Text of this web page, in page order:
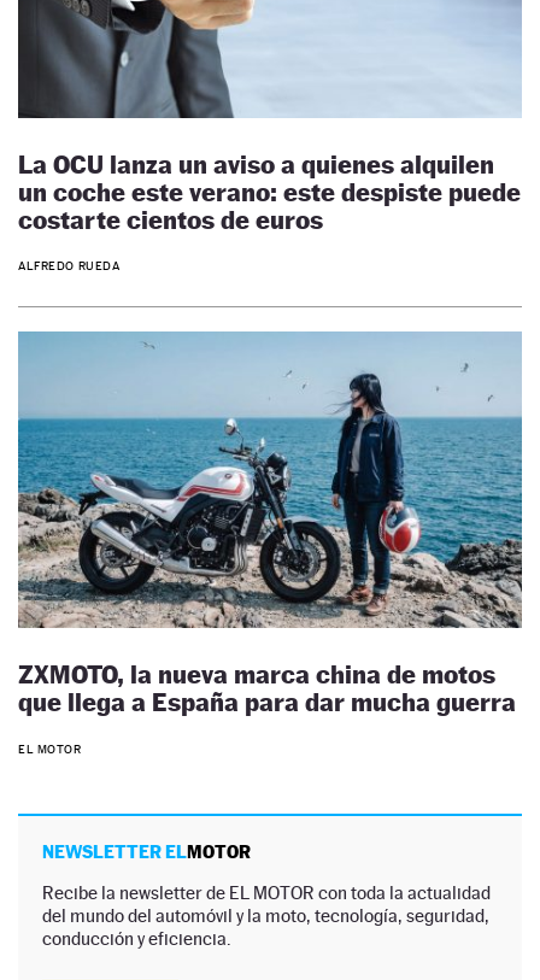
La OCU lanza un aviso a quienes alquilen
un coche este verano: este despiste puede
costarte cientos de euros
ALFREDO RUEDA
ZXMOTO, la nueva marca china de motos
que llega a España para dar mucha guerra
EL MOTOR
NEWSLETTER ELMOTOR
Recibe la newsletter de EL MOTOR con toda la actualidad
del mundo del automóvil y la moto, tecnología, seguridad,
conducción y eficiencia.